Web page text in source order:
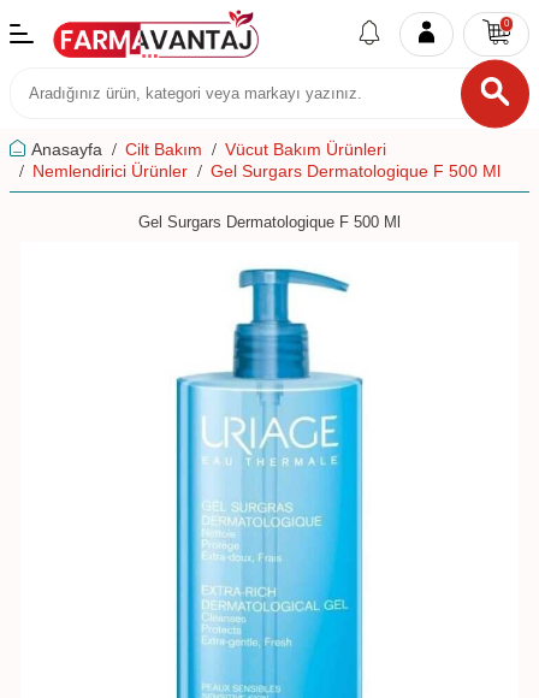
0
Anasayfa Cilt Bakım
Vücut Bakım Ürünleri
Nemlendirici Ürünler
Gel Surgars Dermatologique F 500 Ml
Gel Surgars Dermatologique F 500 Ml